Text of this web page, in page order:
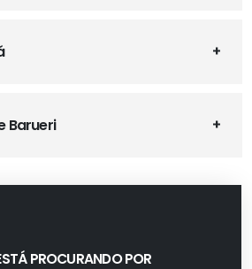
Barueri
PROCURANDO POR